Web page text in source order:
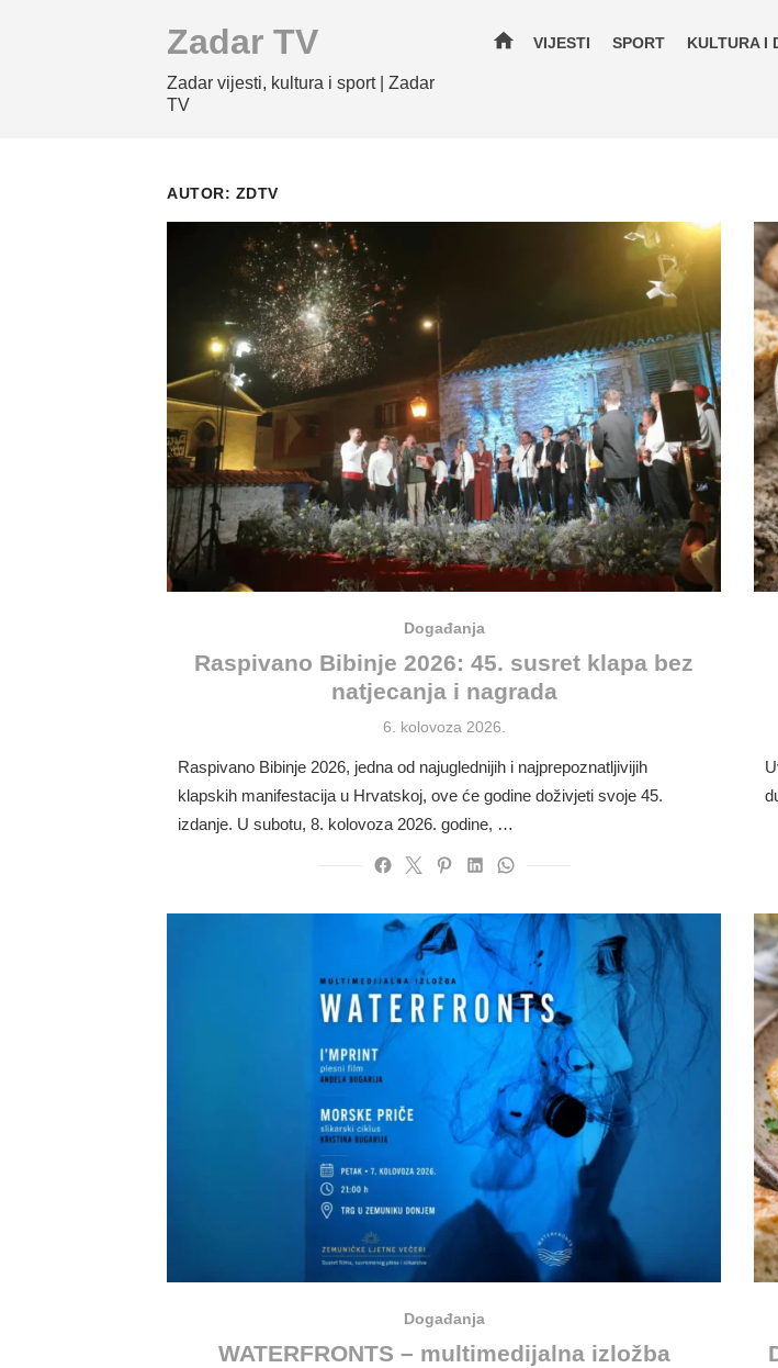
Zadar TV
Zadar vijesti, kultura i sport | Zadar
TV
home VIJESTI SPORT KULTURA I
AUTOR: ZDTV
Događanja
Raspivano Bibinje 2026: 45. susret klapa bez
natjecanja i nagrada
Posted
6. kolovoza 2026.
Raspivano Bibinje 2026, jedna od najuglednijih i najprepoznatljivijih
klapskih manifestacija u Hrvatskoj, ove će godine doživjeti svoje 45.
izdanje. U subotu, 8. kolovoza 2026. godine, …
Događanja
WATERFRONTS – multimedijalna izložba